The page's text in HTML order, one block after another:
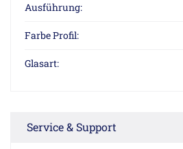
Ausführung:
Farbe Profil:
Glasart:
Service & Support